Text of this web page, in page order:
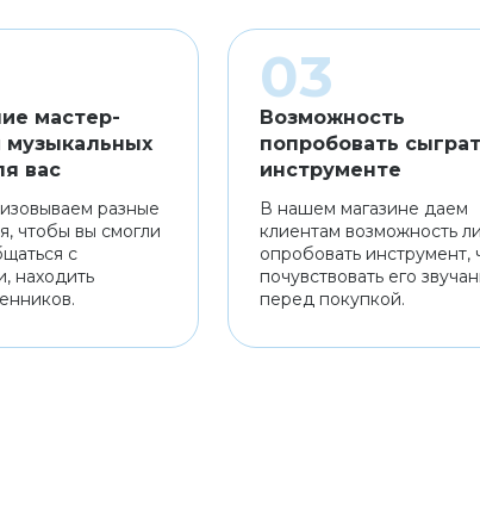
мастер-
музыкальных
вас
разные
чтобы вы смогли
с
находить
Возможность
попробовать
инструменте
В нашем магазине даем
клиентам возможность
опробовать инструмент,
почувствовать его
перед покупкой.